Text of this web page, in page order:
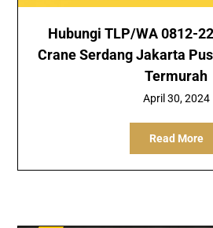
Hubungi TLP/WA 0812-
Crane Serdang Jakarta
Termurah
April 30, 2024
Read More